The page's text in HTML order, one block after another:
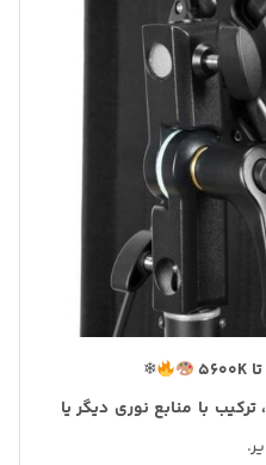
❄
با منابع نوری دیگر یا